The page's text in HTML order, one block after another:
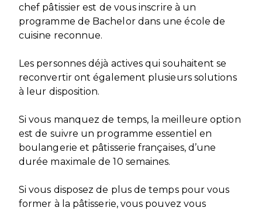
chef pâtissier est de vous inscrire à un
programme de Bachelor dans une école de
cuisine reconnue.
Les personnes déjà actives qui souhaitent se
reconvertir ont également plusieurs solutions
à leur disposition.
Si vous manquez de temps, la meilleure option
est de suivre un programme essentiel en
boulangerie et pâtisserie françaises, d’une
durée maximale de 10 semaines.
Si vous disposez de plus de temps pour vous
former à la pâtisserie, vous pouvez vous